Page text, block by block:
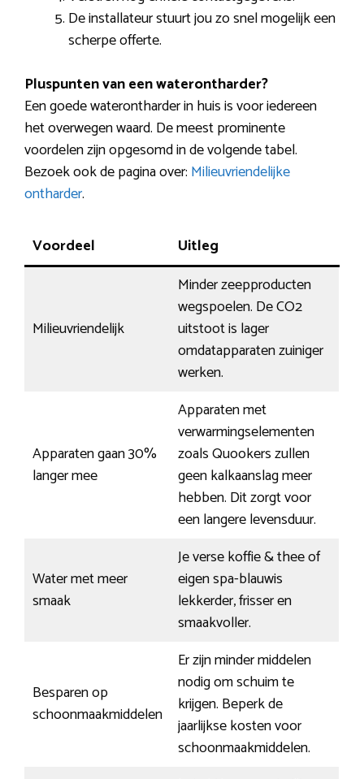
De installateur stuurt jou zo snel mogelijk een
scherpe offerte.
Pluspunten van een waterontharder?
Een goede waterontharder in huis is voor iedereen
het overwegen waard. De meest prominente
voordelen zijn opgesomd in de volgende tabel.
Bezoek ook de pagina over: Milieuvriendelijke
ontharder.
Voordeel Uitleg
Milieuvriendelijk
Minder zeepproducten
wegspoelen. De CO2
uitstoot is lager
omdatapparaten zuiniger
werken.
Apparaten gaan 30%
langer mee
Apparaten met
verwarmingselementen
zoals Quookers zullen
geen kalkaanslag meer
hebben. Dit zorgt voor
een langere levensduur.
Water met meer
smaak
Je verse koffie & thee of
eigen spa-blauwis
lekkerder, frisser en
smaakvoller.
Besparen op
schoonmaakmiddelen
Er zijn minder middelen
nodig om schuim te
krijgen. Beperk de
jaarlijkse kosten voor
schoonmaakmiddelen.